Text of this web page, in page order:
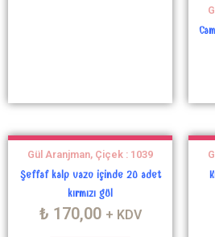
Gül Aranjman, Çiçek : 1039
Şeffaf kalp vazo içinde 20 adet
kırmızı gül
₺ 170,00 + KDV